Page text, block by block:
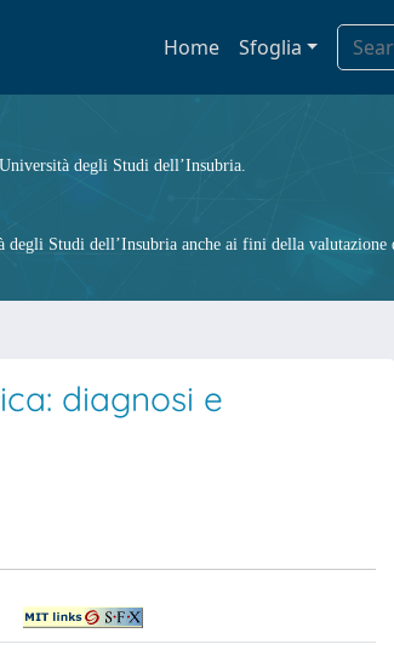
Home Sfoglia
degli Studi dell’Insubria.
Studi dell’Insubria anche ai fini della valutazione
diagnosi e